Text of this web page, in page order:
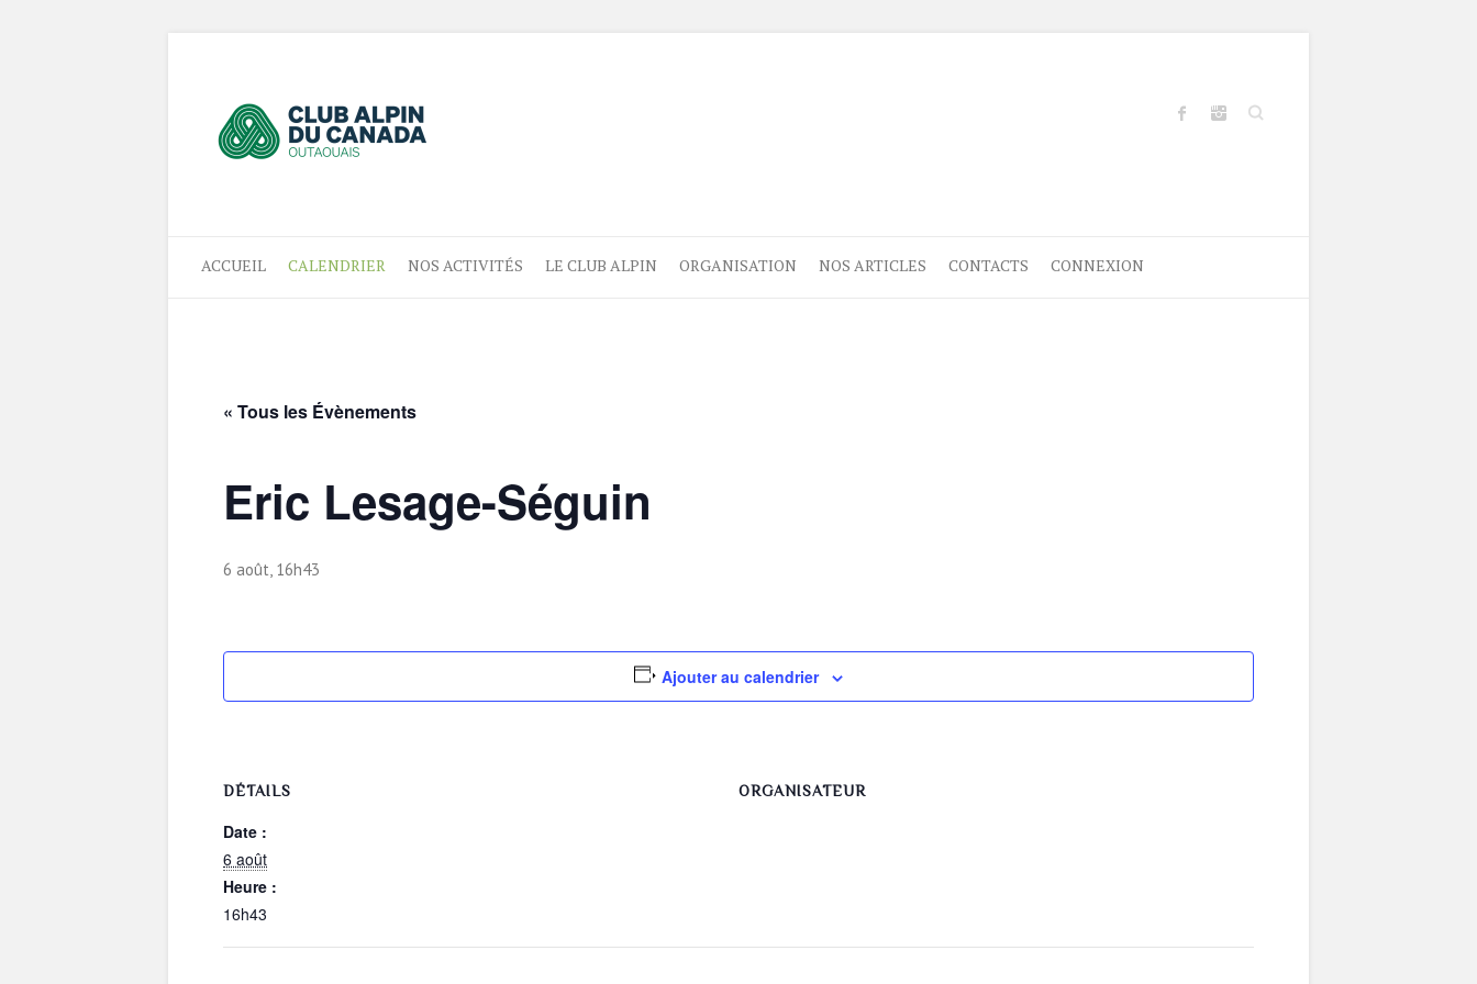
Search
ACCUEIL CALENDRIER NOS ACTIVITÉS LE CLUB ALPIN ORGANISATION NOS ARTICLES CONTACTS CONNEXION
« Tous les Évènements
Eric Lesage-Séguin
6 août, 16h43
Ajouter au calendrier
DÉTAILS
Date :
6 août
Heure :
16h43
ORGANISATEUR